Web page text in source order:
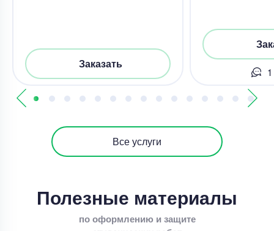
Заказать
Все услуги
Полезные материалы
по оформлению и защите